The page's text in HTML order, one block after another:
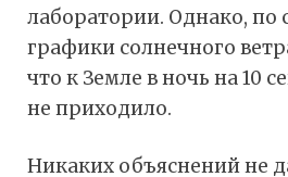
лаборатории. Однако, по
графики солнечного
что к Земле в ночь на 10
не приходило.
Никаких объяснений не